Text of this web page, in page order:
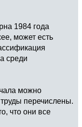
1984 года
может есть
среди
можно
перечислены.
что они все